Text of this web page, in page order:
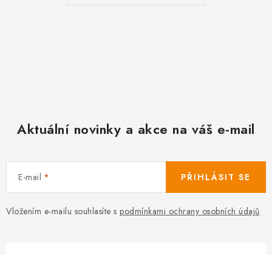
Aktuální novinky a akce na váš e-mail
E-mail
Vložením e-mailu souhlasíte s podmínkami ochrany osobních údajů
PŘIHLÁSIT SE